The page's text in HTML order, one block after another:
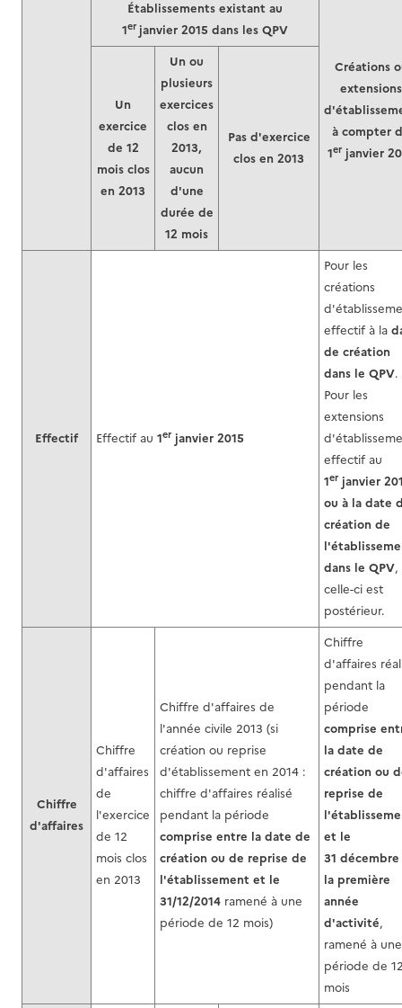
Établissements existant au
1er janvier 2015 dans les QPV
Créations
extensions
à compter
1er janvier
Un
exercice
de 12
mois clos
en 2013
Un ou
plusieurs
exercices
clos en
2013,
aucun
d'une
durée de
12 mois
Pas d'exercice
clos en 2013
Effectif Effectif au 1er janvier 2015
Pour les
créations
effectif à la
de création
dans le QPV.
Pour les
extensions
effectif au
1er janvier
ou à la date
création de
dans le QPV,
celle-ci est
postérieur.
Chiffre
d'affaires
Chiffre
d'affaires
de
l'exercice
de 12
mois clos
en 2013
Chiffre d'affaires de
l'année civile 2013 (si
création ou reprise
d'établissement en 2014 :
chiffre d'affaires réalisé
pendant la période
comprise entre la date de
création ou de reprise de
l'établissement et le
31/12/2014 ramené à une
période de 12 mois)
Chiffre
d'affaires
pendant la
période
comprise
la date de
création ou
reprise de
et le
31
la première
année
d'activité,
ramené à une
période de
mois